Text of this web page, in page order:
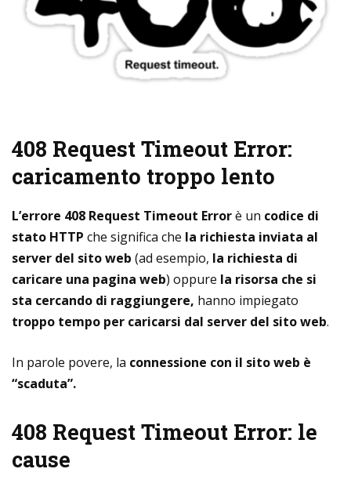
408 Request Timeout Error:
caricamento troppo lento
L’errore 408 Request Timeout Errorè un codice di
stato HTTP che significa che la richiesta inviata al
server del sito web (ad esempio, la richiesta di
caricare una pagina web) oppure la risorsa che si
sta cercando di raggiungere, hanno impiegato
troppo tempo per caricarsi dal server del sito web.
In parole povere, la connessione con il sito web è
“scaduta”.
408 Request Timeout Error: le
cause